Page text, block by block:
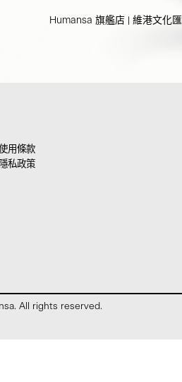
Humansa 旗艦店 | 維港文化匯
用條款
隱私政策
All rights reserved.